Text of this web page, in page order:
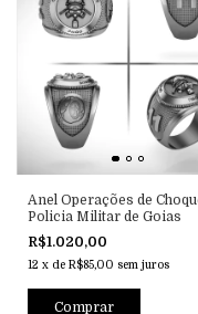
Anel Operações de
Policia Militar de Goias
R$1.020,00
12 x de R$85,00 sem juros
Comprar